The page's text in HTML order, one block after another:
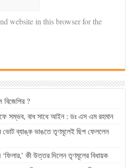
website in this browser for the
বিজেপির ?
সম্ভব, বাধ সাধে আইন : ডঃ এস এম রহমান
ব্যাঙ্ক ভাঙতে তৃণমূলেই ছিপ ফেললেন
কী উত্তর দিলেন তৃণমূলের বিধায়ক